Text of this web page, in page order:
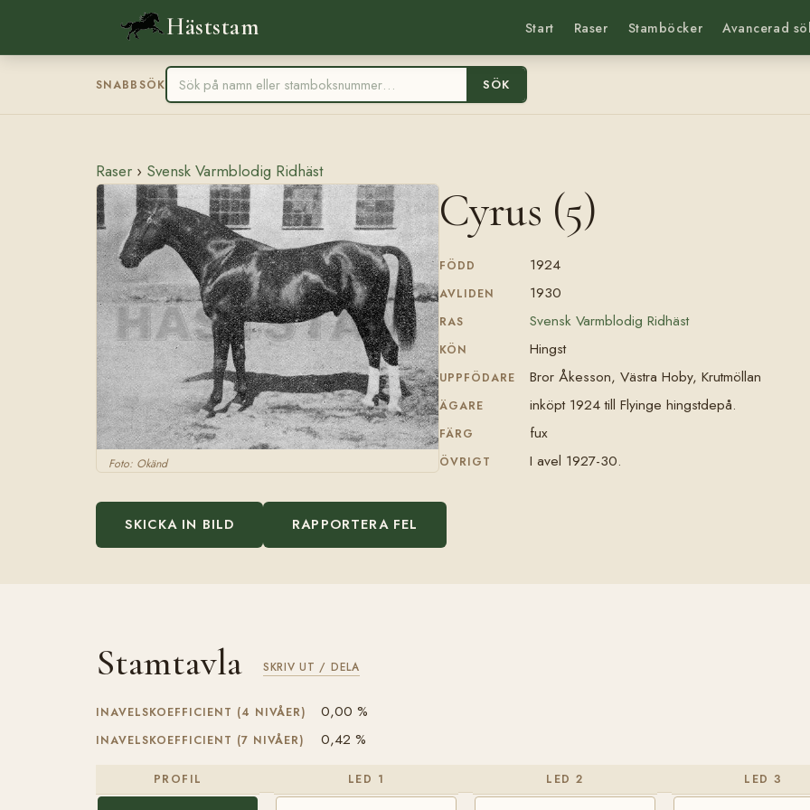
Häststam Start Raser Stamböcker Avancerad
SNABBSÖK SÖK
Raser › Svensk Varmblodig Ridhäst
Foto: Okänd
Cyrus (5)
FÖDD 1924
AVLIDEN 1930
RAS Svensk Varmblodig Ridhäst
KÖN Hingst
UPPFÖDARE Bror Åkesson, Västra Hoby, Krutmöllan
ÄGARE inköpt 1924 till Flyinge hingstdepå.
FÄRG fux
ÖVRIGT I avel 1927-30.
SKICKA IN BILD RAPPORTERA FEL
Stamtavla SKRIV UT / DELA
INAVELSKOEFFICIENT (4 NIVÅER) 0,00 %
INAVELSKOEFFICIENT (7 NIVÅER) 0,42 %
PROFIL LED 1 LED 2 LED 3